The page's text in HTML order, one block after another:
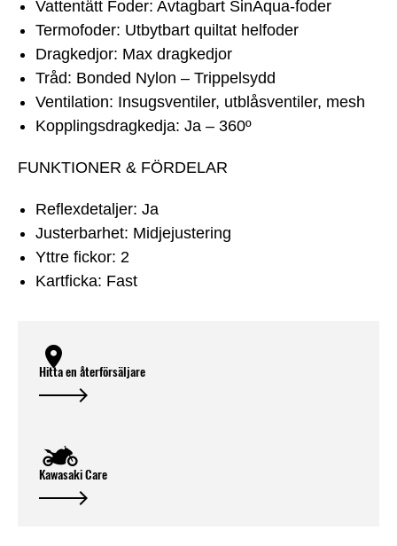
Vattentätt Foder: Avtagbart SinAqua-foder
Termofoder: Utbytbart quiltat helfoder
Dragkedjor: Max dragkedjor
Tråd: Bonded Nylon – Trippelsydd
Ventilation: Insugsventiler, utblåsventiler, mesh
Kopplingsdragkedja: Ja – 360º
FUNKTIONER & FÖRDELAR
Reflexdetaljer: Ja
Justerbarhet: Midjejustering
Yttre fickor: 2
Kartficka: Fast
Hitta en återförsäljare
Kawasaki Care